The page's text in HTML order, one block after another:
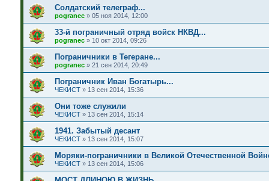
Солдатский телеграф...
pogranec» 05 ноя 2014, 12:00
33-й пограничный отряд войск НКВД...
pogranec» 10 окт 2014, 09:26
Пограничники в Тегеране...
pogranec» 21 сен 2014, 20:49
Пограничник Иван Богатырь...
ЧЕКИСТ» 13 сен 2014, 15:36
Они тоже служили
ЧЕКИСТ» 13 сен 2014, 15:14
1941. Забытый десант
ЧЕКИСТ» 13 сен 2014, 15:07
Моряки-пограничники в Великой Отечественной
ЧЕКИСТ» 13 сен 2014, 15:06